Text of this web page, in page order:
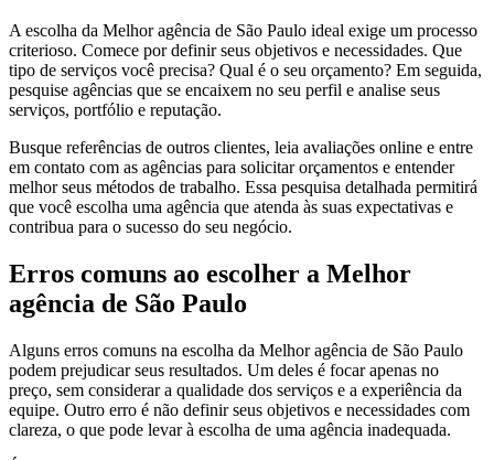
A escolha da Melhor agência de São Paulo ideal exige um processo
criterioso. Comece por definir seus objetivos e necessidades. Que
tipo de serviços você precisa? Qual é o seu orçamento? Em seguida,
pesquise agências que se encaixem no seu perfil e analise seus
serviços, portfólio e reputação.
Busque referências de outros clientes, leia avaliações online e entre
em contato com as agências para solicitar orçamentos e entender
melhor seus métodos de trabalho. Essa pesquisa detalhada permitirá
que você escolha uma agência que atenda às suas expectativas e
contribua para o sucesso do seu negócio.
Erros comuns ao escolher a Melhor
agência de São Paulo
Alguns erros comuns na escolha da Melhor agência de São Paulo
podem prejudicar seus resultados. Um deles é focar apenas no
preço, sem considerar a qualidade dos serviços e a experiência da
equipe. Outro erro é não definir seus objetivos e necessidades com
clareza, o que pode levar à escolha de uma agência inadequada.